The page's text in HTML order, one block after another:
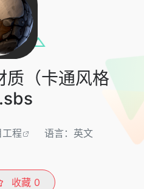
质（卡通风格
程
语言：英文
收藏 0